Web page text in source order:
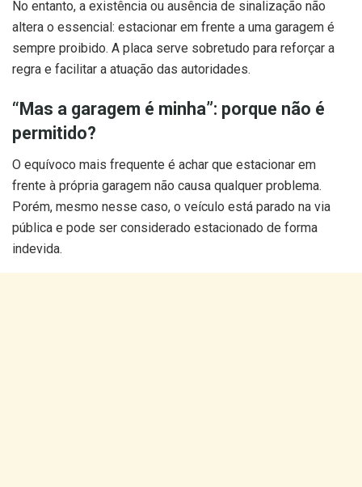
No entanto, a existência ou ausência de sinalização não
altera o essencial: estacionar em frente a uma garagem é
sempre proibido. A placa serve sobretudo para reforçar a
regra e facilitar a atuação das autoridades.
“Mas a garagem é minha”: porque não é
permitido?
O equívoco mais frequente é achar que estacionar em
frente à própria garagem não causa qualquer problema.
Porém, mesmo nesse caso, o veículo está parado na via
pública e pode ser considerado estacionado de forma
indevida.